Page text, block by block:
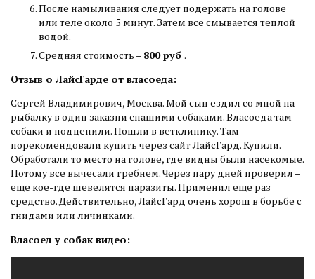
После намыливания следует подержать на голове
или теле около 5 минут. Затем все смывается теплой
водой.
Средняя стоимость – 800 руб .
Отзыв о ЛайсГарде от власоеда:
Сергей Владимирович, Москва. Мой сын ездил со мной на
рыбалку в один заказни снашими собаками. Власоеда там
собаки и подцепили. Пошли в ветклинику. Там
порекомендовали купить через сайт ЛайсГард. Купили.
Обработали то место на голове, где видны были насекомые.
Потому все вычесали гребнем. Через пару дней проверил –
еще кое-где шевелятся паразиты. Применил еще раз
средство. Действительно, ЛайсГард очень хорош в борьбе с
гнидами или личинками.
Власоед у собак видео: